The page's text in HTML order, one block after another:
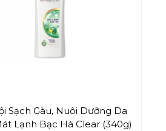
Sạch Gàu, Nuôi Dưỡng Da
Lạnh Bạc Hà Clear (340g)